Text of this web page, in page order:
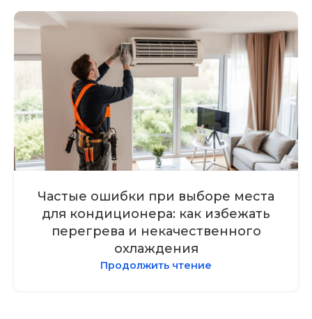
Частые ошибки при выборе места
для кондиционера: как избежать
перегрева и некачественного
охлаждения
Продолжить чтение